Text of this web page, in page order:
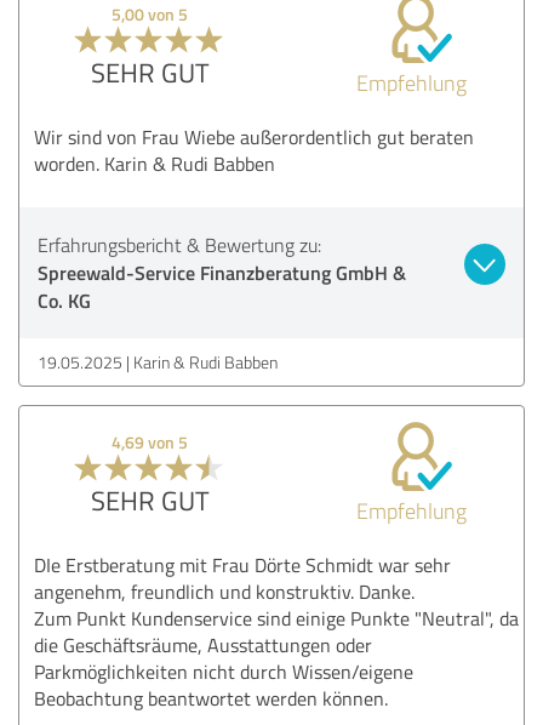
5,00 von 5
SEHR GUT Empfehlung
Wir sind von Frau Wiebe außerordentlich gut beraten
worden. Karin & Rudi Babben
Erfahrungsbericht & Bewertung zu:
Spreewald-Service Finanzberatung GmbH &
Co. KG
19.05.2025 Karin & Rudi Babben
4,69 von 5
SEHR GUT Empfehlung
DIe Erstberatung mit Frau Dörte Schmidt war sehr
angenehm, freundlich und konstruktiv. Danke.
Zum Punkt Kundenservice sind einige Punkte "Neutral", da
die Geschäftsräume, Ausstattungen oder
Parkmöglichkeiten nicht durch Wissen/eigene
Beobachtung beantwortet werden können.